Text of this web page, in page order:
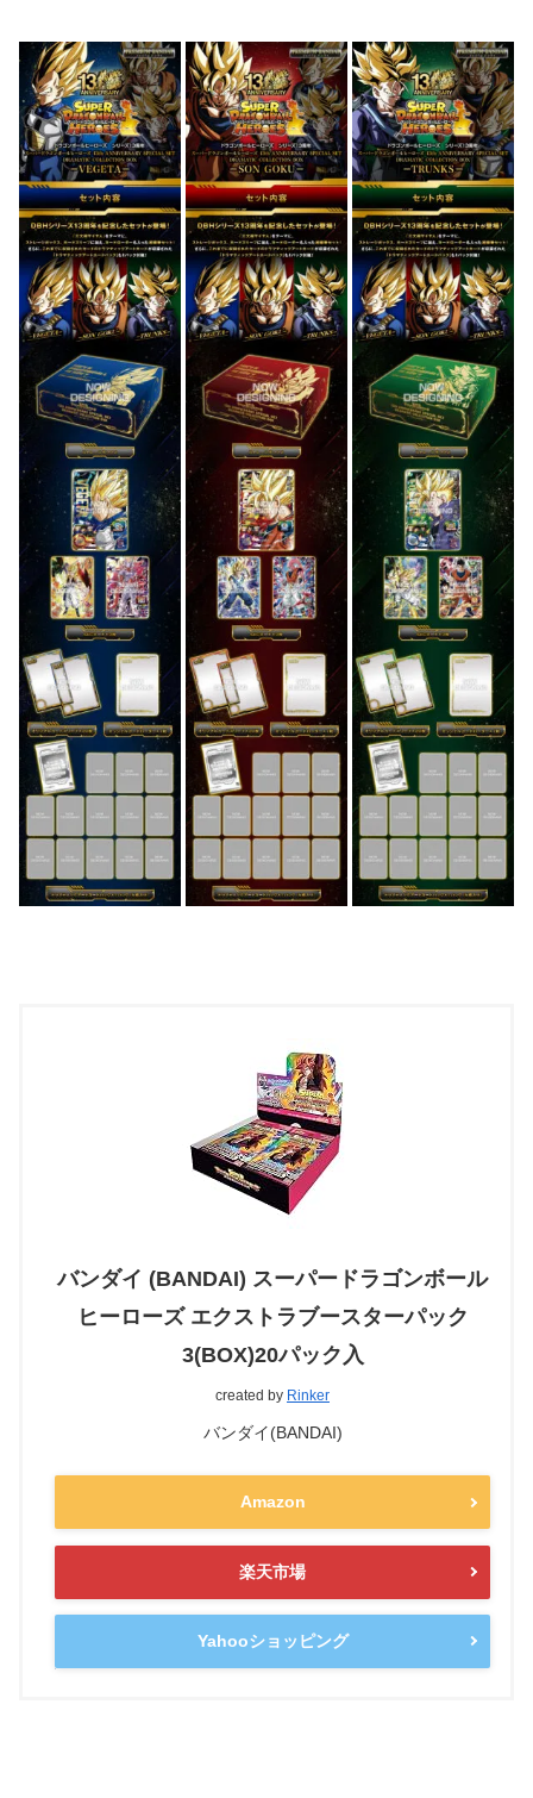
バンダイ (BANDAI) スーパードラゴンボール
ヒーローズ エクストラブースターパック
3(BOX)20パック入
created by Rinker
バンダイ(BANDAI)
Amazon
楽天市場
Yahooショッピング